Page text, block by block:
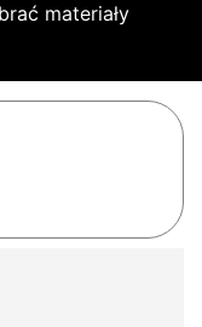
materiały